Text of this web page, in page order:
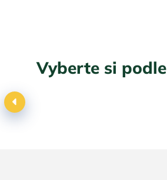
Vyberte si